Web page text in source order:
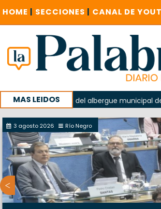
HOME | SECCIONES | CANAL DE
MAS LEIDOS
explosión del albergue municipal de Viedma
con un encuentro provincial en Roca
3 agosto 2026 Río Negro